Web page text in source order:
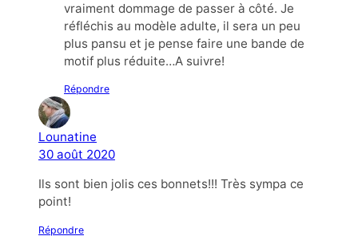
vraiment dommage de passer à côté. Je
réfléchis au modèle adulte, il sera un peu
plus pansu et je pense faire une bande de
motif plus réduite…A suivre!
Répondre
Lounatine
30 août 2020
Ils sont bien jolis ces bonnets!!! Très sympa ce
point!
Répondre